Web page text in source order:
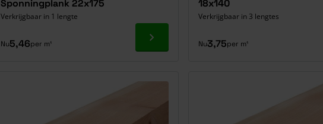
Sponningplank 22x175
Verkrijgbaar in 1 lengte
Nu5,46per m¹ Ga naar product
18x140
Verkrijgbaar in 3 lengtes
Nu3,75per m¹